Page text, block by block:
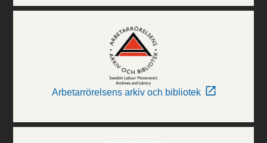
Arbetarrörelsens arkiv och bibliotek